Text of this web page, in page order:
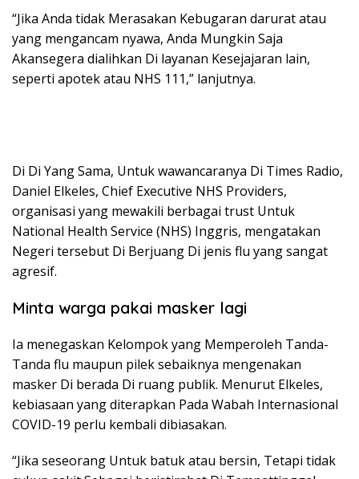
“Jika Anda tidak Merasakan Kebugaran darurat atau
yang mengancam nyawa, Anda Mungkin Saja
Akansegera dialihkan Di layanan Kesejajaran lain,
seperti apotek atau NHS 111,” lanjutnya.
Di Di Yang Sama, Untuk wawancaranya Di Times Radio,
Daniel Elkeles, Chief Executive NHS Providers,
organisasi yang mewakili berbagai trust Untuk
National Health Service (NHS) Inggris, mengatakan
Negeri tersebut Di Berjuang Di jenis flu yang sangat
agresif.
Minta warga pakai masker lagi
Ia menegaskan Kelompok yang Memperoleh Tanda-
Tanda flu maupun pilek sebaiknya mengenakan
masker Di berada Di ruang publik. Menurut Elkeles,
kebiasaan yang diterapkan Pada Wabah Internasional
COVID-19 perlu kembali dibiasakan.
“Jika seseorang Untuk batuk atau bersin, Tetapi tidak